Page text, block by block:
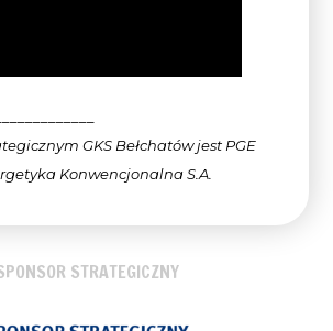
GKS Bełchatów jest PGE
Konwencjonalna S.A.
STRATEGICZNY